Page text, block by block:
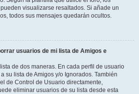
visualizarse resaltados. Si añade un
todos sus mensajes quedarán ocultos.
usuarios de mi lista de Amigos e
de dos maneras. En cada perfil de usuario
su lista de Amigos y/o Ignorados. También
de Control de Usuario directamente,
eliminar usuarios de su lista desde esta